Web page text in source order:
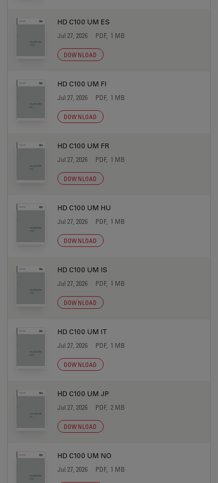
HD C100 UM ES
Jul 27, 2026 PDF, 1 MB
DOWNLOAD
HD C100 UM FI
Jul 27, 2026 PDF, 1 MB
DOWNLOAD
HD C100 UM FR
Jul 27, 2026 PDF, 1 MB
DOWNLOAD
HD C100 UM HU
Jul 27, 2026 PDF, 1 MB
DOWNLOAD
HD C100 UM IS
Jul 27, 2026 PDF, 1 MB
DOWNLOAD
HD C100 UM IT
Jul 27, 2026 PDF, 1 MB
DOWNLOAD
HD C100 UM JP
Jul 27, 2026 PDF, 2 MB
DOWNLOAD
HD C100 UM NO
Jul 27, 2026 PDF, 1 MB